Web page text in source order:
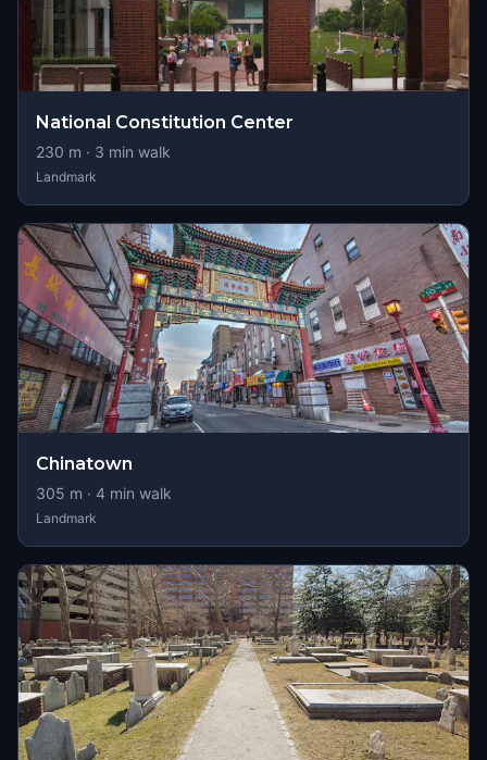
National Constitution Center
230 m · 3 min walk
Landmark
Chinatown
305 m · 4 min walk
Landmark